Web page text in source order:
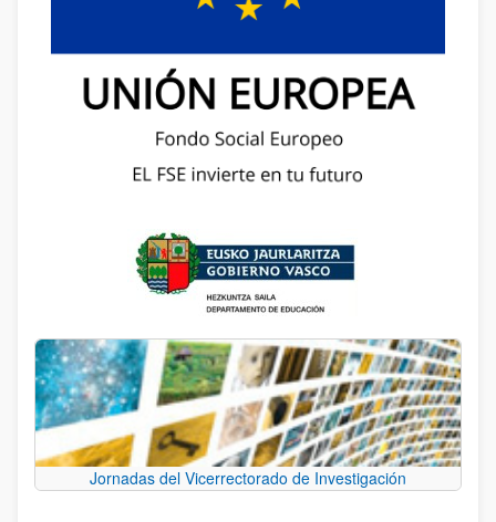
Jornadas del Vicerrectorado de Investigación